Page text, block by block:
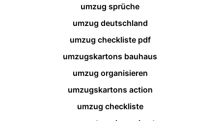
umzug sprüche
umzug deutschland
umzug checkliste pdf
umzugskartons bauhaus
umzug organisieren
umzugskartons action
umzug checkliste